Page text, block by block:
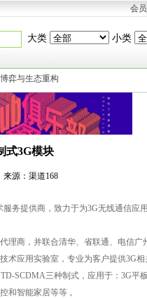
会
大类 小类
弈与生态重构
式3G模块
来源：渠道168
务提供商，致力于为3G无线通信应
理商，并联合清华、省联通、电信广
术应用实验室，专业为客户提供3G
SCDMA三种制式，应用于：3G平
和智能家居等等 。